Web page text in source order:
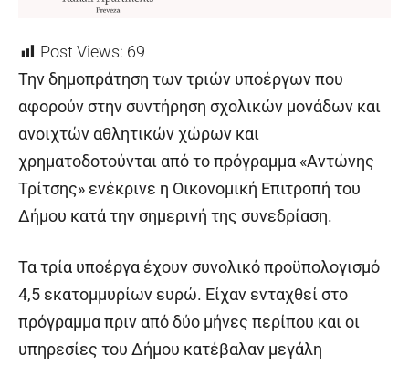
Post Views: 69
Την δημοπράτηση των τριών υποέργων που
αφορούν στην συντήρηση σχολικών μονάδων και
ανοιχτών αθλητικών χώρων και
χρηματοδοτούνται από το πρόγραμμα «Αντώνης
Τρίτσης» ενέκρινε η Οικονομική Επιτροπή του
Δήμου κατά την σημερινή της συνεδρίαση.
Τα τρία υποέργα έχουν συνολικό προϋπολογισμό
4,5 εκατομμυρίων ευρώ. Είχαν ενταχθεί στο
πρόγραμμα πριν από δύο μήνες περίπου και οι
υπηρεσίες του Δήμου κατέβαλαν μεγάλη